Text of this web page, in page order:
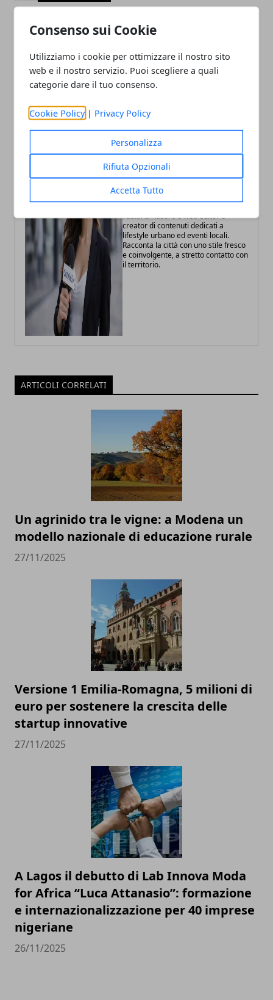
Consenso sui Cookie
Utilizziamo i cookie per ottimizzare il nostro sito
web e il nostro servizio. Puoi scegliere a quali
categorie dare il tuo consenso.
Cookie Policy | Privacy Policy
Personalizza
Rifiuta Opzionali
Accetta Tutto
Articolo Precedente
Perché i grandi cantieri
scelgono i telescopici
rotativi multifunzione
Articolo Successivo
Aeroporto di Bologna, a
giugno oltre 1 milione di
Fabiana Fissore
Fabiana Fissore è web editor e
creator di contenuti dedicati a
lifestyle urbano ed eventi locali.
Racconta la città con uno stile fresco
e coinvolgente, a stretto contatto con
il territorio.
ARTICOLI CORRELATI
Un agrinido tra le vigne: a Modena un
modello nazionale di educazione rurale
27/11/2025
Versione 1 Emilia-Romagna, 5 milioni di
euro per sostenere la crescita delle
startup innovative
27/11/2025
A Lagos il debutto di Lab Innova Moda
for Africa “Luca Attanasio”: formazione
e internazionalizzazione per 40 imprese
nigeriane
26/11/2025